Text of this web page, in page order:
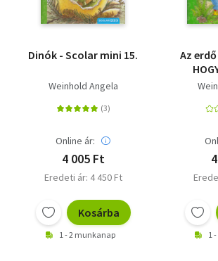
Dinók - Scolar mini 15.
Weinhold Angela
Online ár:
4 005 Ft
Eredeti ár: 4 450 Ft
Kosárba
1 - 2 munkanap
Az erdő
1